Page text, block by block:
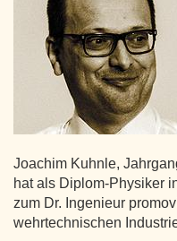
Joachim Kuhnle,
hat als Diplom-Physiker
zum Dr. Ingenieur
wehrtechnischen